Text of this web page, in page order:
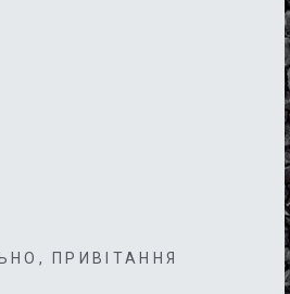
, ПРИВІТАННЯ